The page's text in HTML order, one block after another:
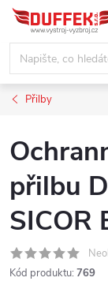
Přejít
obsah
Přilby
přilbu
SICOR
Kód produktu: 769